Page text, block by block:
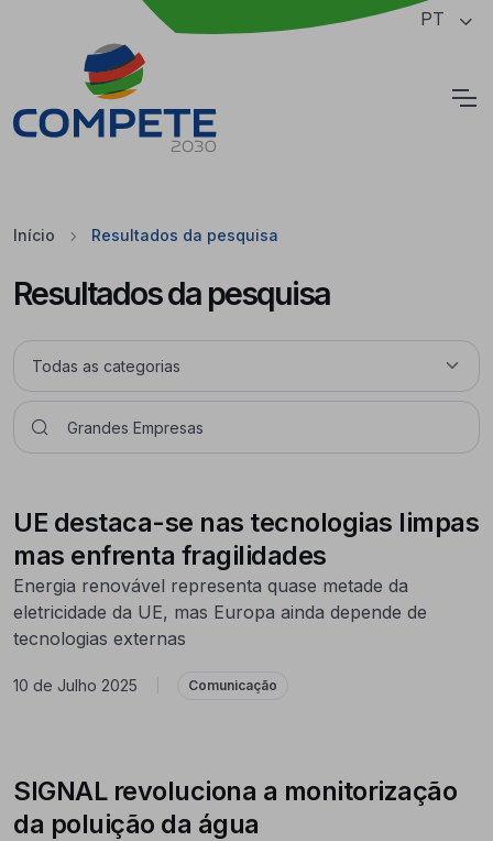
Saltar para o conteúdo principal da página PT
Início Resultados da pesquisa
Resultados da pesquisa
UE destaca-se nas tecnologias limpas
mas enfrenta fragilidades
Energia renovável representa quase metade da
eletricidade da UE, mas Europa ainda depende de
tecnologias externas
10 de Julho 2025 Comunicação
SIGNAL revoluciona a monitorização
da poluição da água